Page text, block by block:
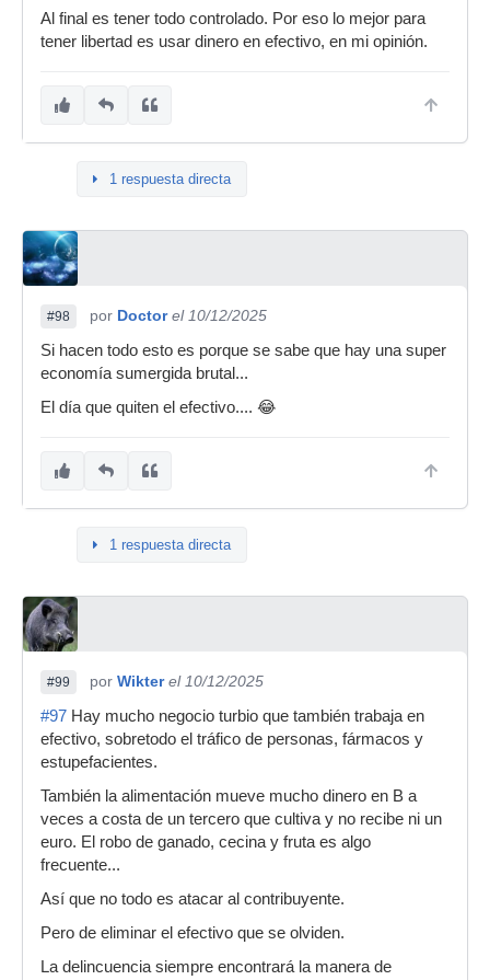
Al final es tener todo controlado. Por eso lo mejor para
tener libertad es usar dinero en efectivo, en mi opinión.
1 respuesta directa
#98 por Doctor el 10/12/2025
Si hacen todo esto es porque se sabe que hay una super
economía sumergida brutal...
El día que quiten el efectivo.... 😂
1 respuesta directa
#99 por Wikter el 10/12/2025
#97 Hay mucho negocio turbio que también trabaja en
efectivo, sobretodo el tráfico de personas, fármacos y
estupefacientes.
También la alimentación mueve mucho dinero en B a
veces a costa de un tercero que cultiva y no recibe ni un
euro. El robo de ganado, cecina y fruta es algo
frecuente...
Así que no todo es atacar al contribuyente.
Pero de eliminar el efectivo que se olviden.
La delincuencia siempre encontrará la manera de